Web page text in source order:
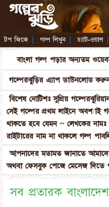
টপ জিজে | গল্প লিখুন | চ্যাট-ওয়াল |
বাংলা গল্প পড়ার অন্যতম
গল্পেরঝুড়ির এ্যাপ ডাউনলোড
বিশেষ নোটিশঃ সুপ্রিয়
সেই গল্পের প্রথম লাইনে অবশ্যাই
থাকতে হবে যেমন ~ লেখকের
রাইটারের নাম না থাকলে গল্প
আপনাদের মতামত জানাতে
অথবা ফেসবুক পেজে মেসেজ দিতে
সব প্রতারক